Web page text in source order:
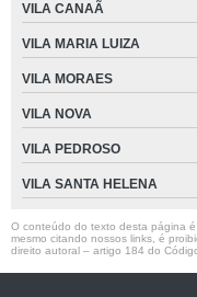
VILA CANAÃ
VILA MARIA LUIZA
VILA MORAES
VILA NOVA
VILA PEDROSO
VILA SANTA HELENA
O conteúdo do texto desta página
mesmo citando nossos links, é
direito autoral – artigo 184 do